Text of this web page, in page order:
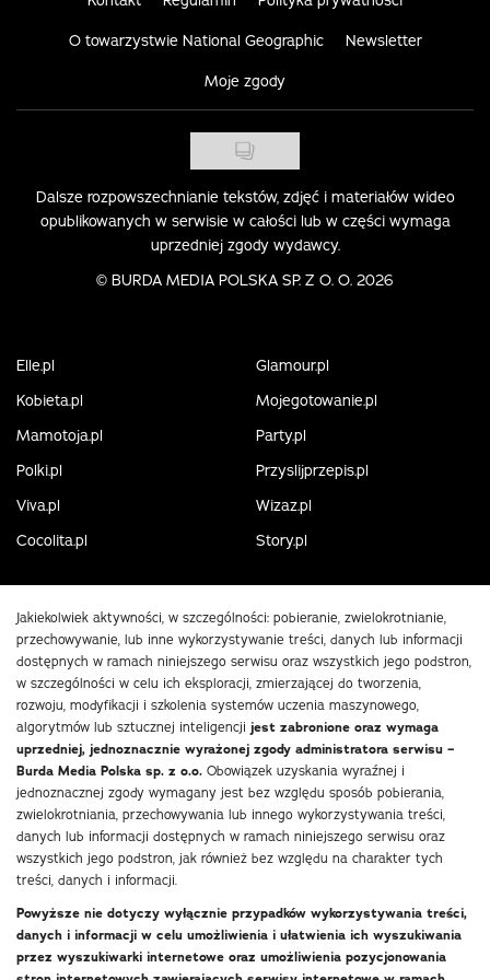
O towarzystwie National Geographic Newsletter
Moje zgody
Dalsze rozpowszechnianie tekstów, zdjęć i materiałów wideo
opublikowanych w serwisie w całości lub w części wymaga
uprzedniej zgody wydawcy.
© BURDA MEDIA POLSKA SP. Z O. O. 2026
Elle.pl
Glamour.pl
Kobieta.pl
Mojegotowanie.pl
Mamotoja.pl
Party.pl
Polki.pl
Przyslijprzepis.pl
Viva.pl
Wizaz.pl
Cocolita.pl
Story.pl
Jakiekolwiek aktywności, w szczególności: pobieranie, zwielokrotnianie,
przechowywanie, lub inne wykorzystywanie treści, danych lub informacji
dostępnych w ramach niniejszego serwisu oraz wszystkich jego podstron,
w szczególności w celu ich eksploracji, zmierzającej do tworzenia,
rozwoju, modyfikacji i szkolenia systemów uczenia maszynowego,
algorytmów lub sztucznej inteligencji jest zabronione oraz wymaga
uprzedniej, jednoznacznie wyrażonej zgody administratora serwisu –
Burda Media Polska sp. z o.o. Obowiązek uzyskania wyraźnej i
jednoznacznej zgody wymagany jest bez względu sposób pobierania,
zwielokrotniania, przechowywania lub innego wykorzystywania treści,
danych lub informacji dostępnych w ramach niniejszego serwisu oraz
wszystkich jego podstron, jak również bez względu na charakter tych
treści, danych i informacji.
Powyższe nie dotyczy wyłącznie przypadków wykorzystywania treści,
danych i informacji w celu umożliwienia i ułatwienia ich wyszukiwania
przez wyszukiwarki internetowe oraz umożliwienia pozycjonowania